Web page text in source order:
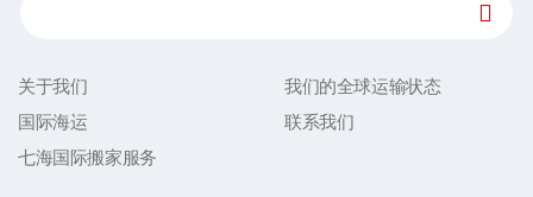
关于我们
我们的全球运输状态
国际海运
联系我们
七海国际搬家服务